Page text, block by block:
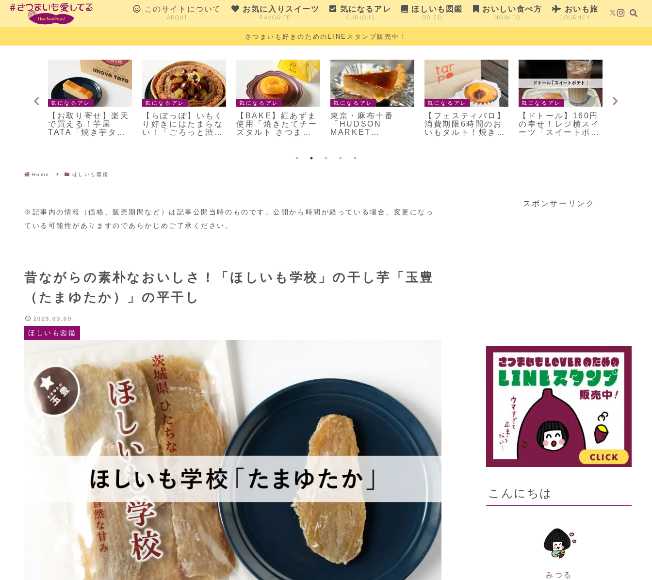
このサイトについて
ABOUT
お気に入りスイーツ
FAVORITE
気になるアレ
CURIOUS
ほしいも図鑑
DRIED
おいしい食べ方
HOW TO
おいも旅
JOURNEY
さつまいも好きのためのLINEスタンプ販売中！
気になるアレ
【お取り寄せ】楽天
で買える！芋屋
TATA「焼き芋タル
気になるアレ
【らぽっぽ】いもく
り好きにはたまらな
い！「ごろっと渋皮
気になるアレ
【BAKE】紅あずま
使用「焼きたてチー
ズタルト さつまい
気になるアレ
東京・麻布十番
「HUDSON
MARKET
気になるアレ
【フェスティバロ】
消費期限6時間のお
いもタルト！焼きた
気になるアレ
【ドトール】160円
の幸せ！レジ横スイ
ーツ「スイートポテ
気になるア
Home ほしいも図鑑
昔ながらの素朴なおいしさ！「ほしいも学校」の干し芋「玉豊
（たまゆたか）」の平干し
ほしいも図鑑
2023.03.09
※記事内の情報（価格、販売期間など）は記事公開当時のものです。公開から時間が経っている場合、変更になっ
ている可能性がありますのであらかじめご了承ください。
スポンサーリンク
こんにちは
みつる